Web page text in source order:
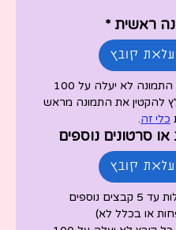
ראשית *
קובץ
כלי זה.
או סרטונים נוספים
קובץ
או בכלל לא)